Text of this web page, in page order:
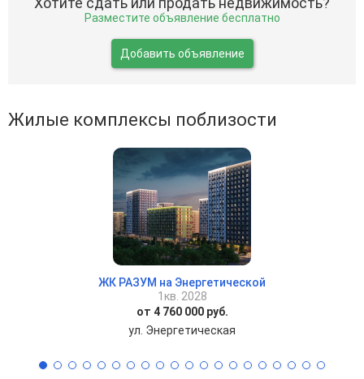
Разместите объявление бесплатно
Добавить объявление
Жилые комплексы поблизости
ЖК РАЗУМ на Энергетической
1кв. 2028
от 4 760 000 руб.
ул. Энергетическая